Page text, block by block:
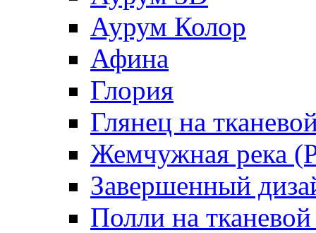
Аурум Колор
Афина
Глория
Глянец на
Жемчужная река
Завершенный
Полли на